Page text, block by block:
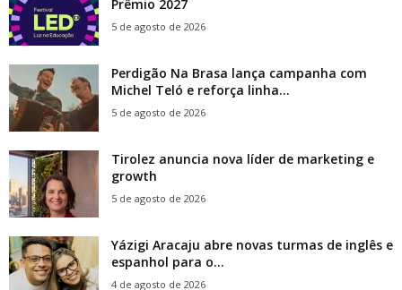
Prêmio 2027
5 de agosto de 2026
Perdigão Na Brasa lança campanha com
Michel Teló e reforça linha...
5 de agosto de 2026
Tirolez anuncia nova líder de marketing e
growth
5 de agosto de 2026
Yázigi Aracaju abre novas turmas de inglês e
espanhol para o...
4 de agosto de 2026